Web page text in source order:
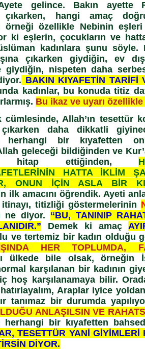
gelince. Bakın ayette
çıkarken, hangi amaç
örneği özellikle Nebinin
ki eşlerin, çocukların ve
kadınlara şunu söyle.
çıkarken giydiğin, ev
giydiğin, nispeten daha
BAKIN KIYAFETİN TARİFİ
kadınlar, bu konuda titiz
Bu ikaz ve uyarı
Allah’ın tesettür
çıkarken daha dikkatli
herhangi bir kıyafetten
geleceği bildiğinden ve
hitap ettiğinden,
HATTA İKLİM
ONUN İÇİN ASLA BİR
ilk amacını öğrendik. Ayeti
itinayı, titizliği göstermelerinin
ne diyor. “BU, TANINIP
Demek ki amaç
ve tertemiz bir kadın olduğu
HER TOPLUMDA,
ülkede bile olsak, örneğin
karşılanan bir kadının
hoş karşılanamaya bilir.
Araplar iyice yoldan
tanımaz bir durumda
ANLAŞILSIN VE
bir kıyafetten
TESETTÜR YANİ GİYİMLERİ
DİYOR.